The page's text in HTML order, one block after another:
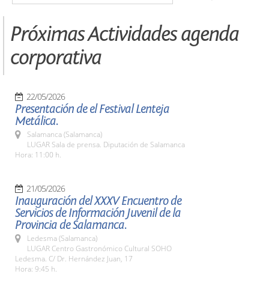
Próximas Actividades agenda
corporativa
22/05/2026
Presentación de el Festival Lenteja
Metálica.
Salamanca (Salamanca)
LUGAR Sala de prensa. Diputación de Salamanca
Hora: 11:00 h.
21/05/2026
Inauguración del XXXV Encuentro de
Servicios de Información Juvenil de la
Provincia de Salamanca.
Ledesma (Salamanca)
LUGAR Centro Gastronómico Cultural SOHO
Ledesma. C/ Dr. Hernández Juan, 17
Hora: 9:45 h.